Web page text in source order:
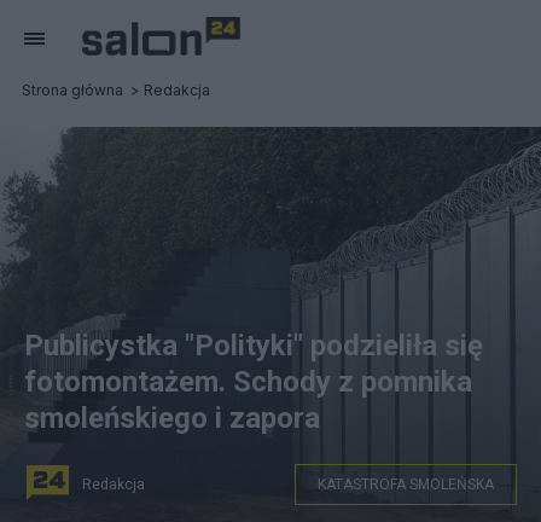
Strona główna Redakcja
Publicystka "Polityki" podzieliła się
fotomontażem. Schody z pomnika
smoleńskiego i zapora
Redakcja KATASTROFA SMOLEŃSKA